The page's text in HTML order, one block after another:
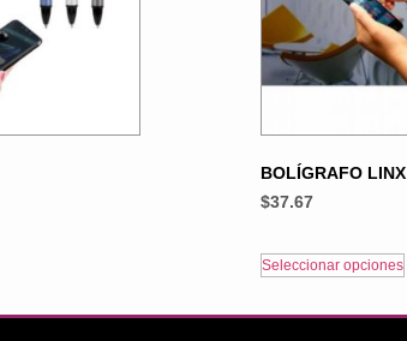
BOLÍGRAFO LINX
$37.67
Seleccionar opciones